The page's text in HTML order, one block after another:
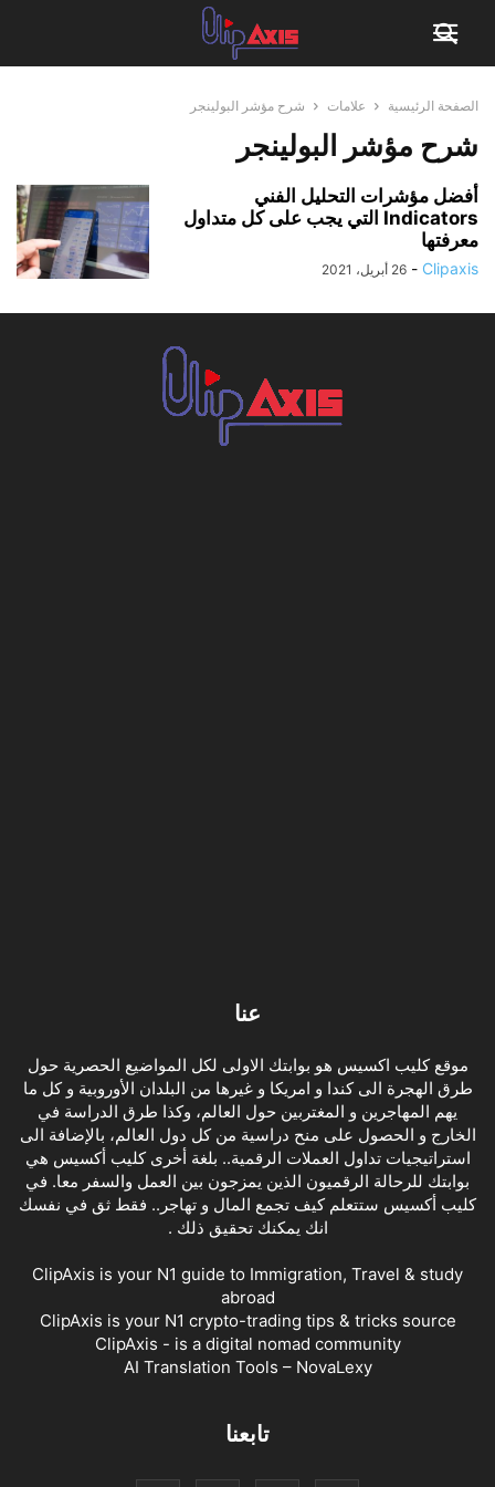
الصفحة الرئيسية علامات شرح مؤشر البولينجر
شرح مؤشر البولينجر
أفضل مؤشرات التحليل الفني
Indicators التي يجب على كل متداول
معرفتها
Clipaxis
- 26 أبريل، 2021
عنا
موقع كليب اكسيس هو بوابتك الاولى لكل المواضيع الحصرية حول
طرق الهجرة الى كندا و امريكا و غيرها من البلدان الأوروبية و كل ما
يهم المهاجرين و المغتربين حول العالم، وكذا طرق الدراسة في
الخارج و الحصول على منح دراسية من كل دول العالم، بالإضافة الى
استراتيجيات تداول العملات الرقمية.. بلغة أخرى كليب أكسيس هي
بوابتك للرحالة الرقميون الذين يمزجون بين العمل والسفر معا. في
كليب أكسيس ستتعلم كيف تجمع المال و تهاجر.. فقط ثق في نفسك
انك يمكنك تحقيق ذلك .
ClipAxis is your N1 guide to Immigration, Travel & study
abroad
ClipAxis is your N1 crypto-trading tips & tricks source
ClipAxis - is a digital nomad community
AI Translation Tools – NovaLexy
تابعنا